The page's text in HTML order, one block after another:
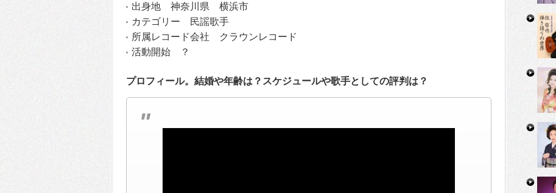
出身地 神奈川県 横浜市
カテゴリー 民謡歌手
所属レコード会社 クラウンレコード
活動開始 ？
プロフィール。結婚や年齢は？スケジュールや歌手としての評判は？